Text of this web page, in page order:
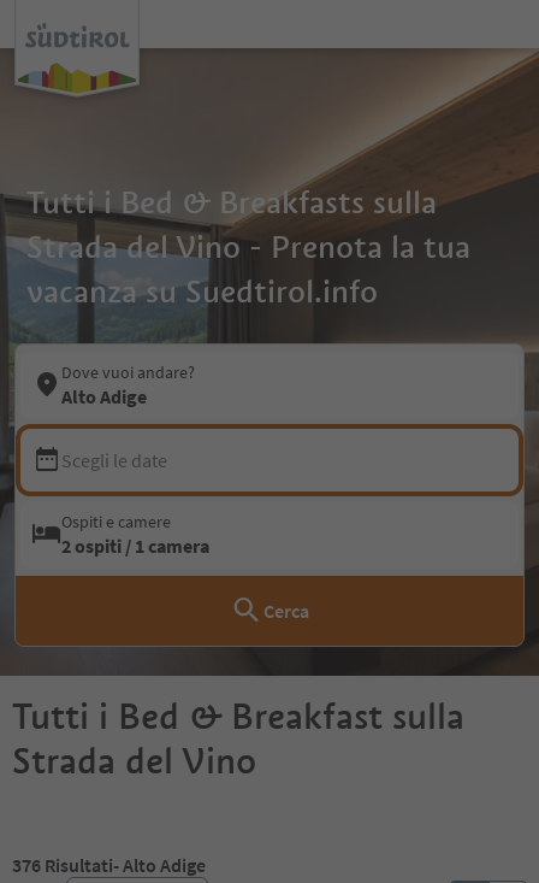
Tutti i Bed & Breakfasts sulla
Strada del Vino - Prenota la tua
vacanza su Suedtirol.info
Dove vuoi andare?
Alto Adige
Scegli le date
Ospiti e camere
2 ospiti / 1 camera
Cerca
Tutti i Bed & Breakfast sulla
Strada del Vino
376 Risultati- Alto Adige